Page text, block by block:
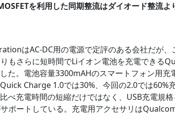
を利用した同期整流はダイオード整流
はAC-DC用の電源で定評のある会社だが
もさらに短時間でLiイオン電池を充電できる
た。電池容量3300mAHのスマートフォン用
Charge 1.0では30%、今回の2.0では60%
べ充電時間の短縮だけではなく、USB充電規
ポートしている。充電用アクセサリは